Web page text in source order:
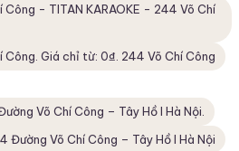
- TITAN KARAOKE - 244 Võ Chí
Giá chỉ từ: 0₫. 244 Võ Chí Công
Võ Chí Công – Tây Hồ I Hà Nội.
Đường Võ Chí Công – Tây Hồ I Hà Nội